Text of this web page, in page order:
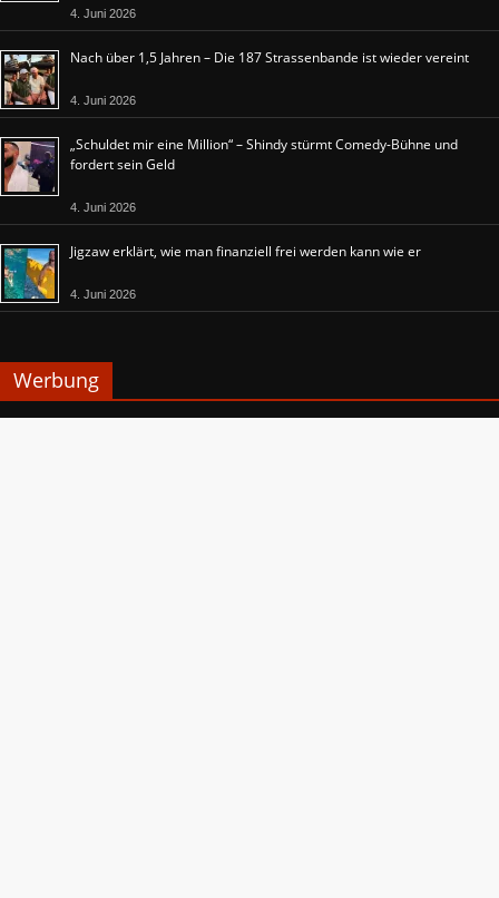
4. Juni 2026
Nach über 1,5 Jahren – Die 187 Strassenbande ist wieder vereint
4. Juni 2026
„Schuldet mir eine Million“ – Shindy stürmt Comedy-Bühne und
fordert sein Geld
4. Juni 2026
Jigzaw erklärt, wie man finanziell frei werden kann wie er
4. Juni 2026
Werbung